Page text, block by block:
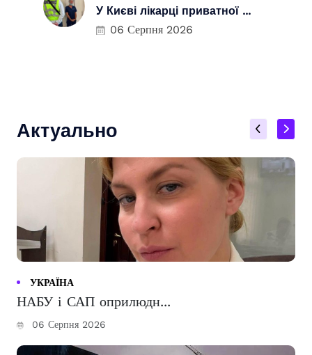
У Києві лікарці приватної ...
06 Серпня 2026
Актуально
УКРАЇНА
НАБУ і САП оприлюдн...
06 Серпня 2026